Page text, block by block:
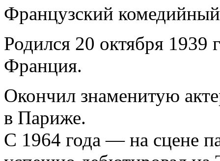
Французский
Родился 20 октября
Франция.
Окончил знаменитую
в Париже.
С 1964 года — на сцене